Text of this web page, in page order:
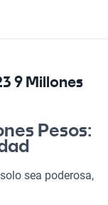
9 Millones
Pesos:
sea poderosa,
avanzada, el